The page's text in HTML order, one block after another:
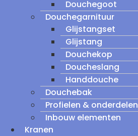
Douchegoot
Douchegarnituur
Glijstangset
Glijstang
Douchekop
Doucheslang
Handdouche
Douchebak
Profielen & onderdelen
Inbouw elementen
Kranen